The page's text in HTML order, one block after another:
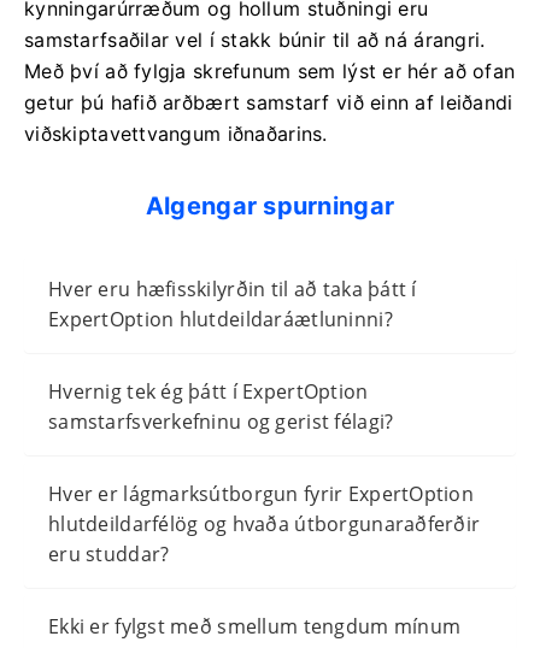
kynningarúrræðum og hollum stuðningi eru
samstarfsaðilar vel í stakk búnir til að ná árangri.
Með því að fylgja skrefunum sem lýst er hér að ofan
getur þú hafið arðbært samstarf við einn af leiðandi
viðskiptavettvangum iðnaðarins.
Algengar spurningar
Hver eru hæfisskilyrðin til að taka þátt í
ExpertOption hlutdeildaráætluninni?
Hvernig tek ég þátt í ExpertOption
samstarfsverkefninu og gerist félagi?
Hver er lágmarksútborgun fyrir ExpertOption
hlutdeildarfélög og hvaða útborgunaraðferðir
eru studdar?
Ekki er fylgst með smellum tengdum mínum